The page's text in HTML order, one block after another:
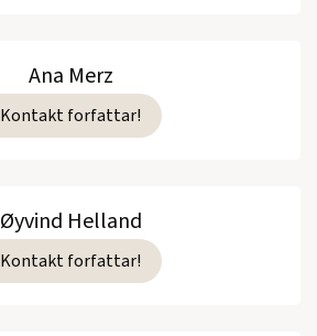
Ana Merz
Kontakt forfattar!
Øyvind Helland
Kontakt forfattar!